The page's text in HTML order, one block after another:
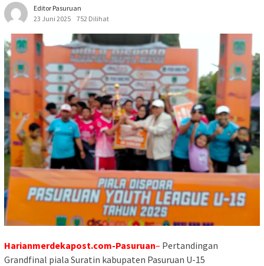
Editor Pasuruan
23 Juni 2025
752 Dilihat
Harianmerdekapost.com-Pasuruan– Pertandingan
Grandfinal piala Suratin kabupaten Pasuruan U-15